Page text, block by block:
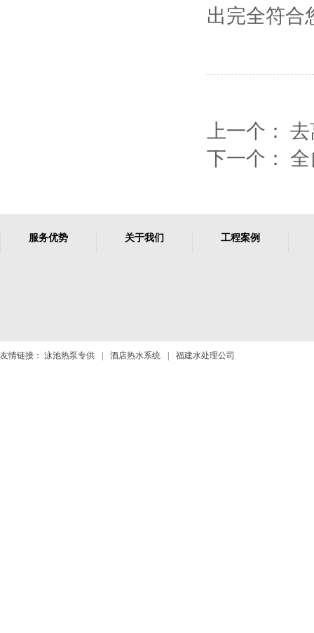
出完全符合
上一个： 去
下一个： 全
服务优势 关于我们 工程案例
友情链接： 泳池热泵专供 酒店热水系统 福建水处理公司